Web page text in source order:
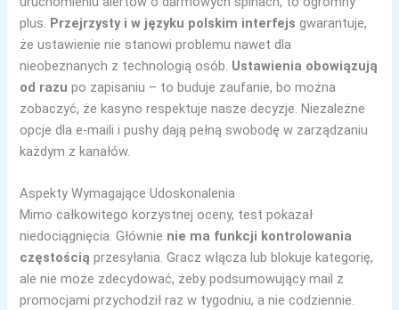
plus. Przejrzysty i w języku polskim interfejs gwarantuje,
że ustawienie nie stanowi problemu nawet dla
nieobeznanych z technologią osób. Ustawienia obowiązują
od razu po zapisaniu – to buduje zaufanie, bo można
zobaczyć, że kasyno respektuje nasze decyzje. Niezależne
opcje dla e-maili i pushy dają pełną swobodę w zarządzaniu
każdym z kanałów.
Aspekty Wymagające Udoskonalenia
Mimo całkowitego korzystnej oceny, test pokazał
niedociągnięcia. Głównie nie ma funkcji kontrolowania
częstością przesyłania. Gracz włącza lub blokuje kategorię,
ale nie może zdecydować, żeby podsumowujący mail z
promocjami przychodził raz w tygodniu, a nie codziennie.